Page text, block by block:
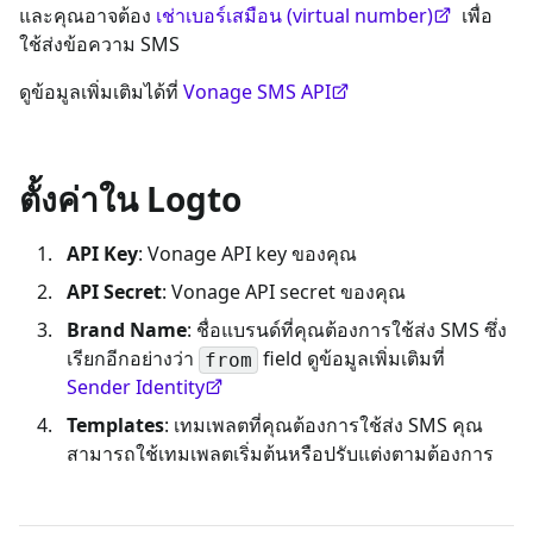
และคุณอาจต้อง เช่าเบอร์เสมือน (virtual number)
เพื่อ
ใช้ส่งข้อความ SMS
ดูข้อมูลเพิ่มเติมได้ที่ Vonage SMS API
ตั้งค่าใน Logto
API Key: Vonage API key ของคุณ
API Secret: Vonage API secret ของคุณ
Brand Name: ชื่อแบรนด์ที่คุณต้องการใช้ส่ง SMS ซึ่ง
เรียกอีกอย่างว่า from field ดูข้อมูลเพิ่มเติมที่
Sender Identity
Templates: เทมเพลตที่คุณต้องการใช้ส่ง SMS คุณ
สามารถใช้เทมเพลตเริ่มต้นหรือปรับแต่งตามต้องการ